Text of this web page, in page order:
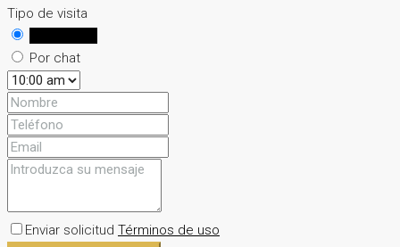
Tipo de visita
Por chat
Enviar solicitud Términos de uso